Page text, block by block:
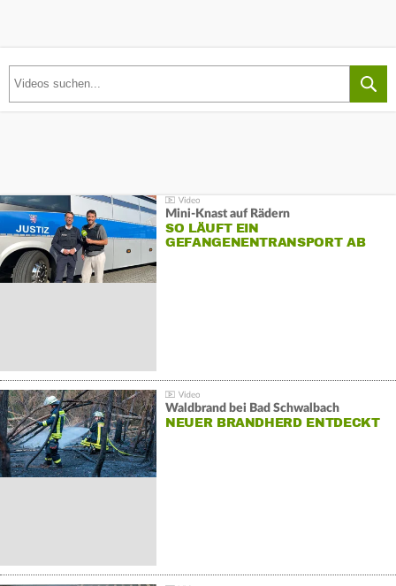
Mini-Knast auf Rädern
SO LÄUFT EIN
GEFANGENENTRANSPORT AB
Waldbrand bei Bad Schwalbach
NEUER BRANDHERD ENTDECKT